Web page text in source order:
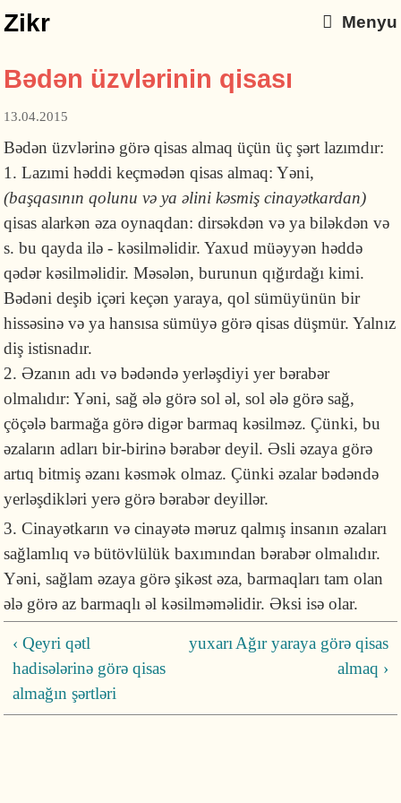
Zikr Menyu
Bədən üzvlərinin qisası
13.04.2015
Bədən üzvlərinə görə qisas almaq üçün üç şərt lazımdır:
1. Lazımi həddi keçmədən qisas almaq: Yəni,
(başqasının qolunu və ya əlini kəsmiş cinayətkardan)
qisas alarkən əza oynaqdan: dirsəkdən və ya biləkdən və
s. bu qayda ilə - kəsilməlidir. Yaxud müəyyən həddə
qədər kəsilməlidir. Məsələn, burunun qığırdağı kimi.
Bədəni deşib içəri keçən yaraya, qol sümüyünün bir
hissəsinə və ya hansısa sümüyə görə qisas düşmür. Yalnız
diş istisnadır.
2. Əzanın adı və bədəndə yerləşdiyi yer bərabər
olmalıdır: Yəni, sağ ələ görə sol əl, sol ələ görə sağ,
çöçələ barmağa görə digər barmaq kəsilməz. Çünki, bu
əzaların adları bir-birinə bərabər deyil. Əsli əzaya görə
artıq bitmiş əzanı kəsmək olmaz. Çünki əzalar bədəndə
yerləşdikləri yerə görə bərabər deyillər.
3. Cinayətkarın və cinayətə məruz qalmış insanın əzaları
sağlamlıq və bütövlülük baxımından bərabər olmalıdır.
Yəni, sağlam əzaya görə şikəst əza, barmaqları tam olan
ələ görə az barmaqlı əl kəsilməməlidir. Əksi isə olar.
‹ Qeyri qətl
hadisələrinə görə qisas
almağın şərtləri
yuxarı ​Ağır yaraya görə qisas
almaq ›